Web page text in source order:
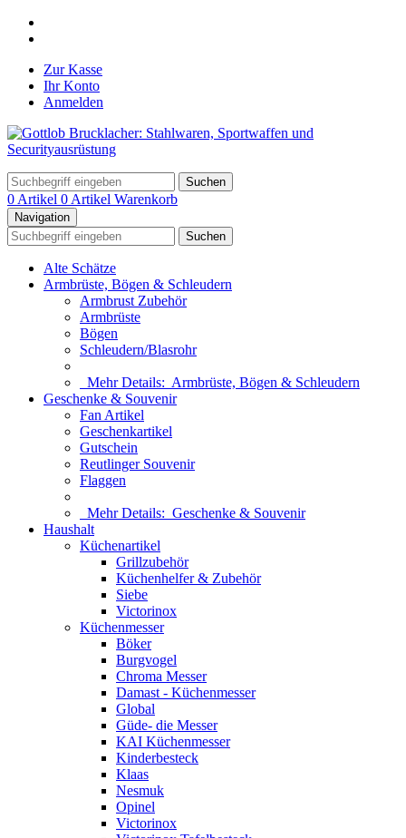
Zur Kasse
Ihr Konto
Anmelden
Suchen
0 Artikel 0 Artikel Warenkorb
Navigation
Suchen
Alte Schätze
Armbrüste, Bögen & Schleudern
Armbrust Zubehör
Armbrüste
Bögen
Schleudern/Blasrohr
Mehr Details: Armbrüste, Bögen & Schleudern
Geschenke & Souvenir
Fan Artikel
Geschenkartikel
Gutschein
Reutlinger Souvenir
Flaggen
Mehr Details: Geschenke & Souvenir
Haushalt
Küchenartikel
Grillzubehör
Küchenhelfer & Zubehör
Siebe
Victorinox
Küchenmesser
Böker
Burgvogel
Chroma Messer
Damast - Küchenmesser
Global
Güde- die Messer
KAI Küchenmesser
Kinderbesteck
Klaas
Nesmuk
Opinel
Victorinox